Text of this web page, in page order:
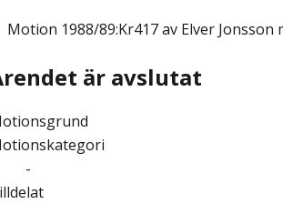
Motion 1988/89:Kr417 av Elver Jonsson
är avslutat
-